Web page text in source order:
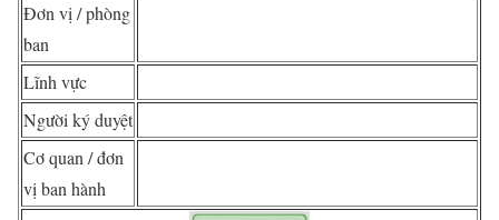
Đơn vị / phòng
ban
Lĩnh vực
Người ký duyệt
Cơ quan / đơn
vị ban hành